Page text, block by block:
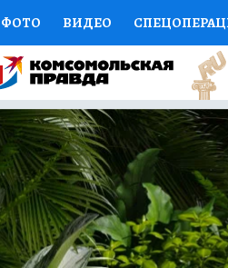
ФОТО ВИДЕО
СОЦПОДДЕРЖКА НАУКА
ВЫБОР ЭКСПЕРТОВ ДОКТОР
КНИЖНАЯ ПОЛКА ПРОГНОЗЫ
ПРЕСС-ЦЕНТР
РАДИО КП РЕКЛАМА ТЕСТЫ